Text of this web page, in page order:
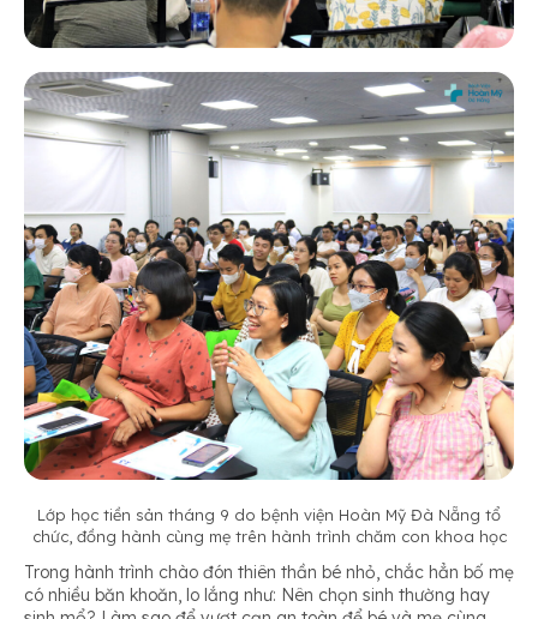
Lớp học tiền sản tháng 9 do bệnh viện Hoàn Mỹ Đà Nẵng tổ
chức, đồng hành cùng mẹ trên hành trình chăm con khoa học
Trong hành trình chào đón thiên thần bé nhỏ, chắc hẳn bố mẹ
có nhiều băn khoăn, lo lắng như: Nên chọn sinh thường hay